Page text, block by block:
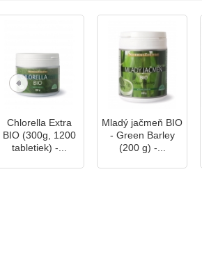
Chlorella Extra
BIO (300g, 1200
tabletiek) -...
Mladý jačmeň BIO
- Green Barley
(200 g) -...